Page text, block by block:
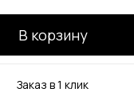
В корзину
Заказ в 1 клик